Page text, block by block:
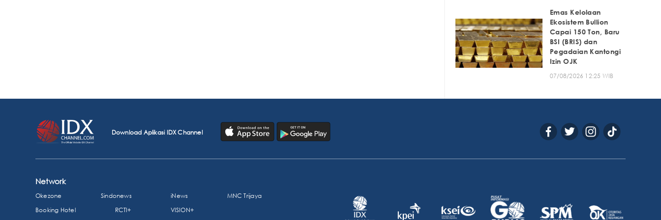
Emas Kelolaan
Ekosistem Bullion
Capai 150 Ton, Baru
BSI (BRIS) dan
Pegadaian Kantongi
Izin OJK
07/08/2026 12:25 WIB
Download Aplikasi IDX Channel
Network
Okezone Sindonews iNews
MNC Trijaya
Booking Hotel
RCTI+ VISION+